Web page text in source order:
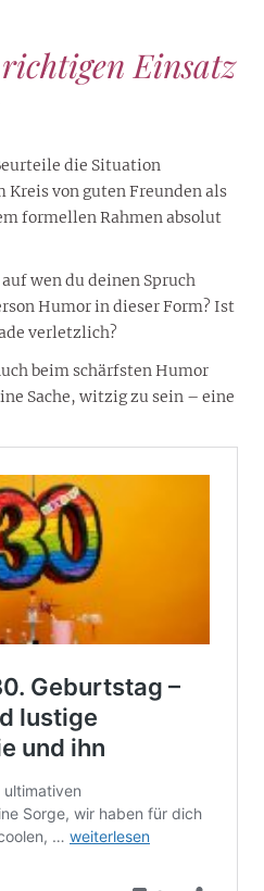
Einsatz
die Situation
Kreis von guten Freunden als
formellen Rahmen absolut
wen du deinen Spruch
Humor in dieser Form? Ist
verletzlich?
beim schärfsten Humor
Sache, witzig zu sein – eine